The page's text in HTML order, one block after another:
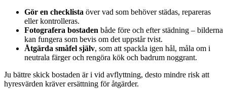
Gör en checklista över vad som behöver städas, repareras
eller kontrolleras.
Fotografera bostaden både före och efter städning – bilderna
kan fungera som bevis om det uppstår tvist.
Åtgärda småfel själv, som att spackla igen hål, måla om i
neutrala färger och rengöra kök och badrum noggrant.
Ju bättre skick bostaden är i vid avflyttning, desto mindre risk att
hyresvärden kräver ersättning för åtgärder.